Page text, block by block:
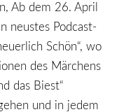
Ab dem 26. April
neustes Podcast-
Schön“, wo
des Märchens
das Biest“
und in jedem